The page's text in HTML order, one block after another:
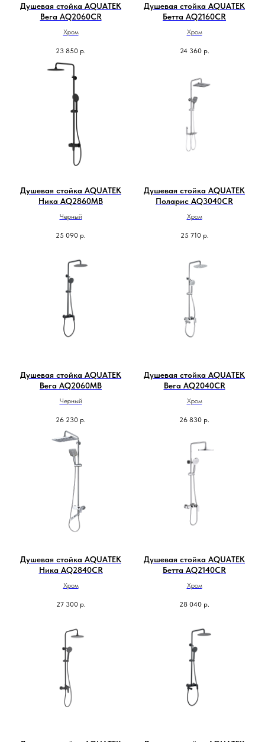
Душевая стойка AQUATEK
Вега AQ2060CR
Хром
23 850 р.
Душевая стойка AQUATEK
Бетта AQ2160CR
Хром
24 360 р.
Душевая стойка AQUATEK
Ника AQ2860MB
Черный
25 090 р.
Душевая стойка AQUATEK
Поларис AQ3040CR
Хром
25 710 р.
Душевая стойка AQUATEK
Вега AQ2060MB
Черный
26 230 р.
Душевая стойка AQUATEK
Вега AQ2040CR
Хром
26 830 р.
Душевая стойка AQUATEK
Ника AQ2840CR
Хром
27 300 р.
Душевая стойка AQUATEK
Бетта AQ2140CR
Хром
28 040 р.